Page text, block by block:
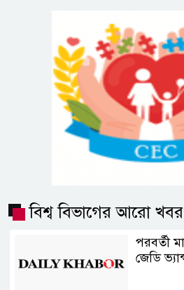
বিশ্ব বিভাগের আরো খবর
পরবর্তী
জেডি